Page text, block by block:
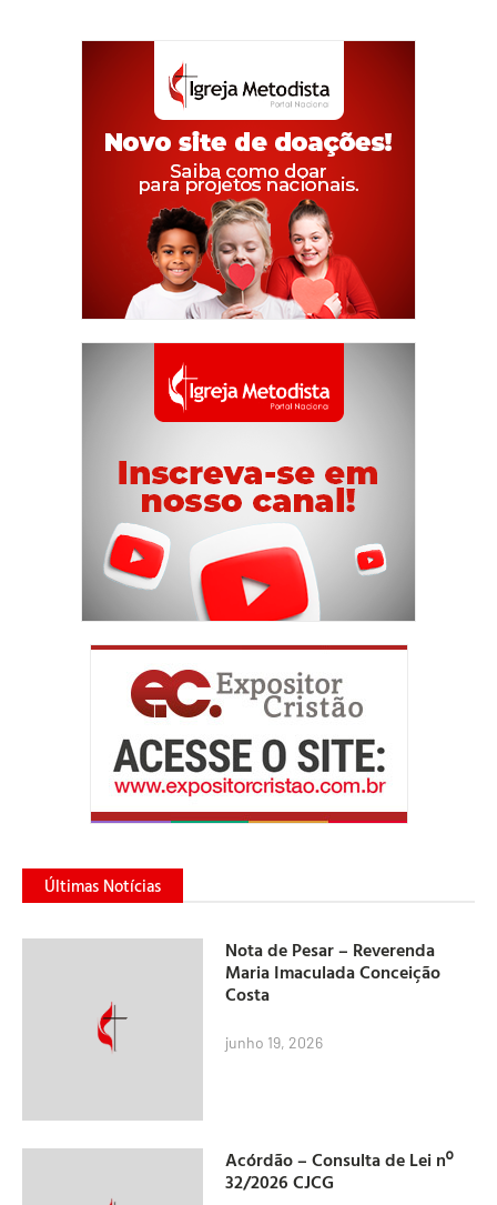
Últimas Notícias
Nota de Pesar – Reverenda
Maria Imaculada Conceição
Costa
junho 19, 2026
Acórdão – Consulta de Lei nº
32/2026 CJCG